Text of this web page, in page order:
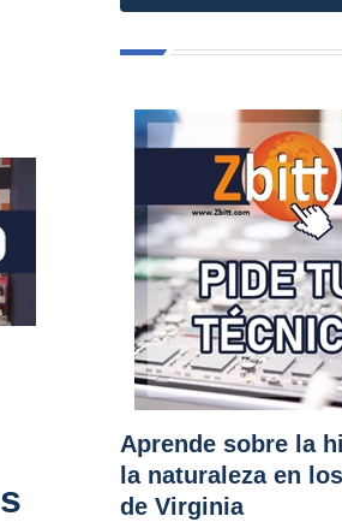
Aprende sobre la
la naturaleza en
de Virginia